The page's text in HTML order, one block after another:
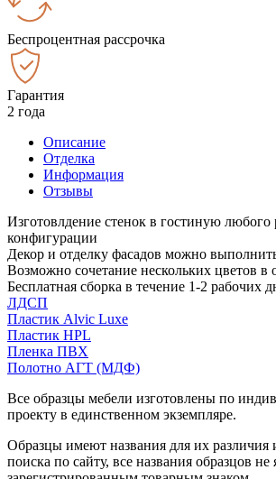
Беспроцентная рассрочка
Гарантия
2 года
Описание
Отделка
Информация
Отзывы
Изготовлдение стенок в гостиную любого
конфигурации
Декор и отделку фасадов можно
Возможно сочетание нескольких цветов в
Бесплатная сборка в течение 1-2 рабочих
ЛДСП
Пластик Alvic Luxe
Пластик HPL
Пленка ПВХ
Полотно АГТ (МДФ)
Все образцы мебели изготовлены по
проекту в единственном экземпляре.
Образцы имеют названия для их различия
поиска по сайту, все названия образцов не